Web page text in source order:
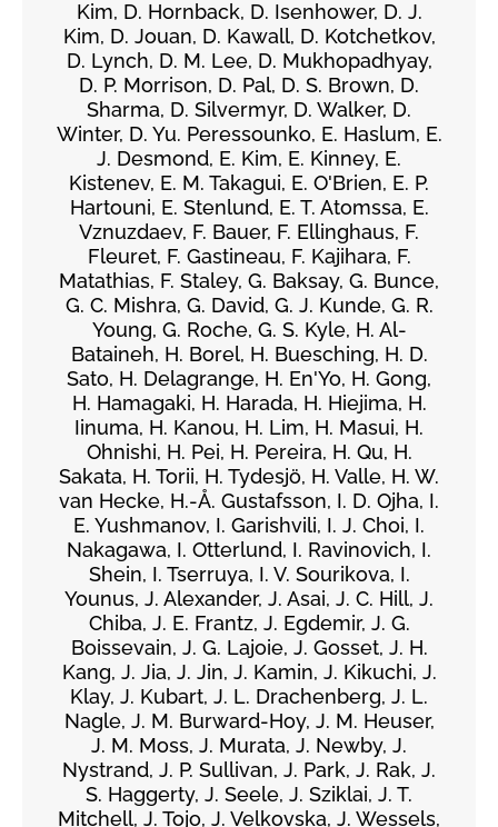
Kim, D. Hornback, D. Isenhower, D. J.
Kim, D. Jouan, D. Kawall, D. Kotchetkov,
D. Lynch, D. M. Lee, D. Mukhopadhyay,
D. P. Morrison, D. Pal, D. S. Brown, D.
Sharma, D. Silvermyr, D. Walker, D.
Winter, D. Yu. Peressounko, E. Haslum, E.
J. Desmond, E. Kim, E. Kinney, E.
Kistenev, E. M. Takagui, E. O'Brien, E. P.
Hartouni, E. Stenlund, E. T. Atomssa, E.
Vznuzdaev, F. Bauer, F. Ellinghaus, F.
Fleuret, F. Gastineau, F. Kajihara, F.
Matathias, F. Staley, G. Baksay, G. Bunce,
G. C. Mishra, G. David, G. J. Kunde, G. R.
Young, G. Roche, G. S. Kyle, H. Al-
Bataineh, H. Borel, H. Buesching, H. D.
Sato, H. Delagrange, H. En'Yo, H. Gong,
H. Hamagaki, H. Harada, H. Hiejima, H.
Iinuma, H. Kanou, H. Lim, H. Masui, H.
Ohnishi, H. Pei, H. Pereira, H. Qu, H.
Sakata, H. Torii, H. Tydesjö, H. Valle, H. W.
van Hecke, H.-Å. Gustafsson, I. D. Ojha, I.
E. Yushmanov, I. Garishvili, I. J. Choi, I.
Nakagawa, I. Otterlund, I. Ravinovich, I.
Shein, I. Tserruya, I. V. Sourikova, I.
Younus, J. Alexander, J. Asai, J. C. Hill, J.
Chiba, J. E. Frantz, J. Egdemir, J. G.
Boissevain, J. G. Lajoie, J. Gosset, J. H.
Kang, J. Jia, J. Jin, J. Kamin, J. Kikuchi, J.
Klay, J. Kubart, J. L. Drachenberg, J. L.
Nagle, J. M. Burward-Hoy, J. M. Heuser,
J. M. Moss, J. Murata, J. Newby, J.
Nystrand, J. P. Sullivan, J. Park, J. Rak, J.
S. Haggerty, J. Seele, J. Sziklai, J. T.
Mitchell, J. Tojo, J. Velkovska, J. Wessels,